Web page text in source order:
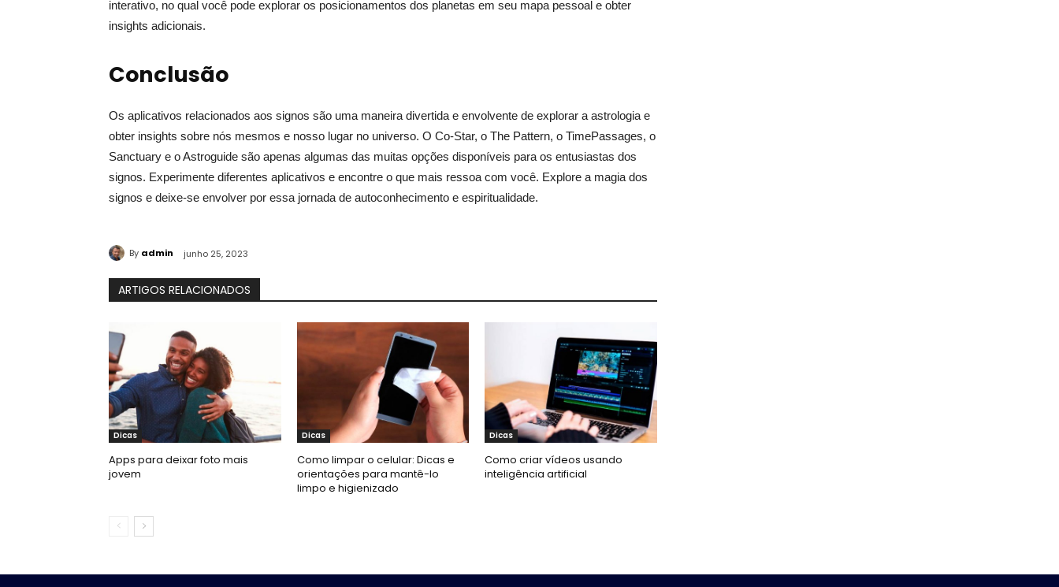
interativo, no qual você pode explorar os posicionamentos dos planetas em seu mapa pessoal e obter
insights adicionais.
Conclusão
Os aplicativos relacionados aos signos são uma maneira divertida e envolvente de explorar a astrologia e
obter insights sobre nós mesmos e nosso lugar no universo. O Co-Star, o The Pattern, o TimePassages, o
Sanctuary e o Astroguide são apenas algumas das muitas opções disponíveis para os entusiastas dos
signos. Experimente diferentes aplicativos e encontre o que mais ressoa com você. Explore a magia dos
signos e deixe-se envolver por essa jornada de autoconhecimento e espiritualidade.
By admin junho 25, 2023
ARTIGOS RELACIONADOS
Dicas
Apps para deixar foto mais
jovem
Dicas
Como limpar o celular: Dicas e
orientações para mantê-lo
limpo e higienizado
Dicas
Como criar vídeos usando
inteligência artificial